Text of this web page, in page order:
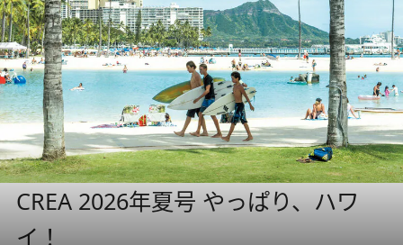
CREA 2026年夏号 やっぱり、ハワ
イ！